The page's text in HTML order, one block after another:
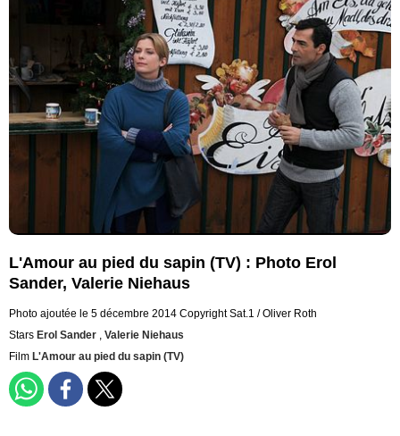
L'Amour au pied du sapin (TV) : Photo Erol
Sander, Valerie Niehaus
Photo ajoutée le 5 décembre 2014 Copyright Sat.1 / Oliver Roth
Stars Erol Sander , Valerie Niehaus
Film L'Amour au pied du sapin (TV)